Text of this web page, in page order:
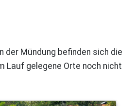
der Mündung befinden sich die
Lauf gelegene Orte noch nicht